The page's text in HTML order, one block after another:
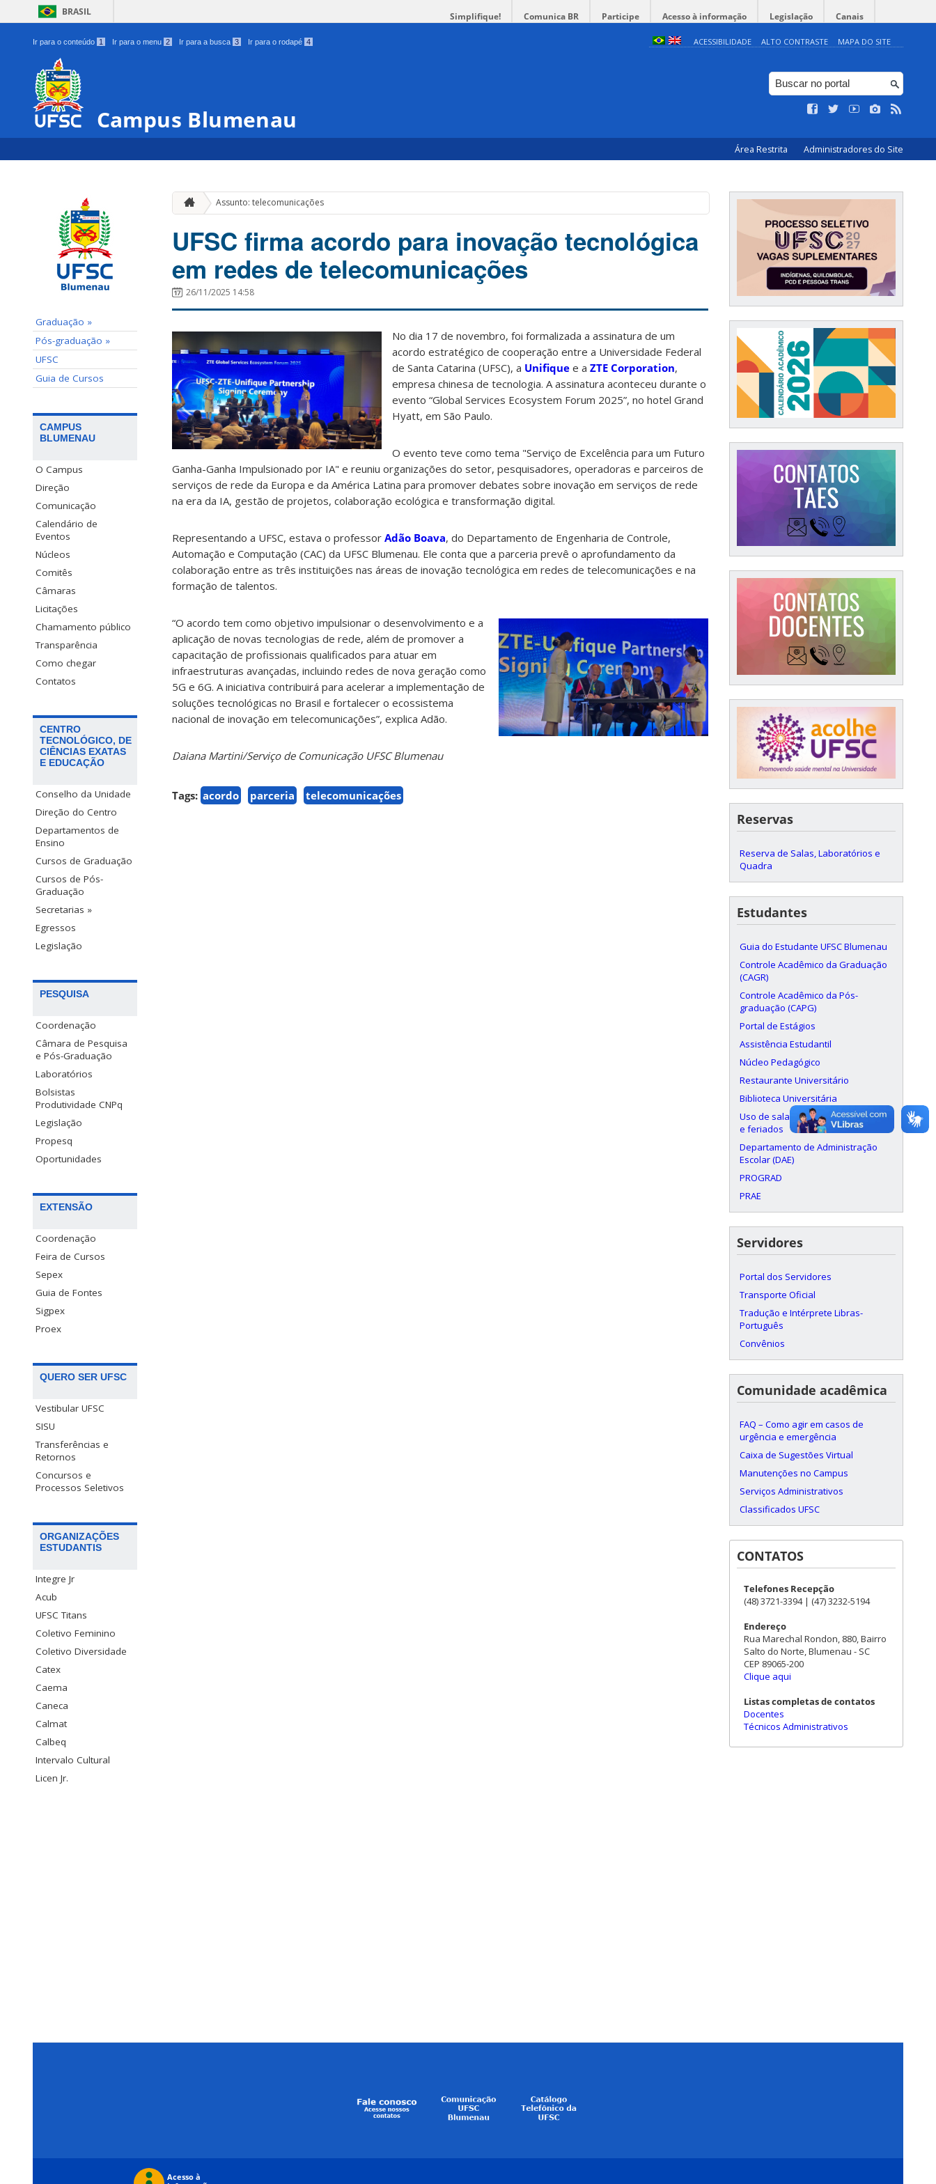
BRASIL Simplifique! Comunica BR Participe Acesso à informação Legislação Canais
Ir para o conteúdo 1 Ir para o menu 2 Ir para a busca 3 Ir para o rodapé 4 ACESSIBILIDADE ALTO CONTRASTE MAPA DO SITE
Campus Blumenau
Área Restrita Administradores do Site
Graduação »
Pós-graduação »
UFSC
Guia de Cursos
CAMPUS
BLUMENAU
O Campus
Direção
Comunicação
Calendário de
Eventos
Núcleos
Comitês
Câmaras
Licitações
Chamamento público
Transparência
Como chegar
Contatos
CENTRO
TECNOLÓGICO, DE
CIÊNCIAS EXATAS
E EDUCAÇÃO
Conselho da Unidade
Direção do Centro
Departamentos de
Ensino
Cursos de Graduação
Cursos de Pós-
Graduação
Secretarias »
Egressos
Legislação
PESQUISA
Coordenação
Câmara de Pesquisa
e Pós-Graduação
Laboratórios
Bolsistas
Produtividade CNPq
Legislação
Propesq
Oportunidades
EXTENSÃO
Coordenação
Feira de Cursos
Sepex
Guia de Fontes
Sigpex
Proex
QUERO SER UFSC
Vestibular UFSC
SISU
Transferências e
Retornos
Concursos e
Processos Seletivos
ORGANIZAÇÕES
ESTUDANTIS
Integre Jr
Acub
UFSC Titans
Coletivo Feminino
Coletivo Diversidade
Catex
Caema
Caneca
Calmat
Calbeq
Intervalo Cultural
Licen Jr.
Assunto: telecomunicações
UFSC firma acordo para inovação tecnológica
em redes de telecomunicações
26/11/2025 14:58
No dia 17 de novembro, foi formalizada a assinatura de um
acordo estratégico de cooperação entre a Universidade Federal
de Santa Catarina (UFSC), a Unifique e a ZTE Corporation,
empresa chinesa de tecnologia. A assinatura aconteceu durante o
evento “Global Services Ecosystem Forum 2025”, no hotel Grand
Hyatt, em São Paulo.
O evento teve como tema "Serviço de Excelência para um Futuro
Ganha-Ganha Impulsionado por IA" e reuniu organizações do setor, pesquisadores, operadoras e parceiros de
serviços de rede da Europa e da América Latina para promover debates sobre inovação em serviços de rede
na era da IA, gestão de projetos, colaboração ecológica e transformação digital.
Representando a UFSC, estava o professor Adão Boava, do Departamento de Engenharia de Controle,
Automação e Computação (CAC) da UFSC Blumenau. Ele conta que a parceria prevê o aprofundamento da
colaboração entre as três instituições nas áreas de inovação tecnológica em redes de telecomunicações e na
formação de talentos.
“O acordo tem como objetivo impulsionar o desenvolvimento e a
aplicação de novas tecnologias de rede, além de promover a
capacitação de profissionais qualificados para atuar em
infraestruturas avançadas, incluindo redes de nova geração como
5G e 6G. A iniciativa contribuirá para acelerar a implementação de
soluções tecnológicas no Brasil e fortalecer o ecossistema
nacional de inovação em telecomunicações”, explica Adão.
Daiana Martini/Serviço de Comunicação UFSC Blumenau
Tags: acordo parceria telecomunicações
Reservas
Reserva de Salas, Laboratórios e
Quadra
Estudantes
Guia do Estudante UFSC Blumenau
Controle Acadêmico da Graduação
(CAGR)
Controle Acadêmico da Pós-
graduação (CAPG)
Portal de Estágios
Assistência Estudantil
Núcleo Pedagógico
Restaurante Universitário
Biblioteca Universitária
Uso de salas aos finais de semana
e feriados
Departamento de Administração
Escolar (DAE)
PROGRAD
PRAE
Servidores
Portal dos Servidores
Transporte Oficial
Tradução e Intérprete Libras-
Português
Convênios
Comunidade acadêmica
FAQ – Como agir em casos de
urgência e emergência
Caixa de Sugestões Virtual
Manutenções no Campus
Serviços Administrativos
Classificados UFSC
CONTATOS
Telefones Recepção
(48) 3721-3394 | (47) 3232-5194
Endereço
Rua Marechal Rondon, 880, Bairro
Salto do Norte, Blumenau - SC
CEP 89065-200
Clique aqui
Listas completas de contatos
Docentes
Técnicos Administrativos